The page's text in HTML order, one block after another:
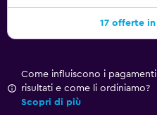
17 offerte
Come influiscono i
risultati e come li ordiniamo?
Scopri di più